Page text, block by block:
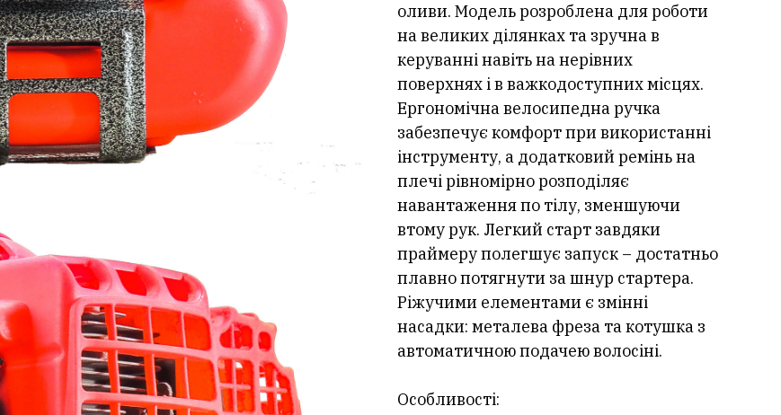
оливи. Модель розроблена для роботи
на великих ділянках та зручна в
керуванні навіть на нерівних
поверхнях і в важкодоступних місцях.
Ергономічна велосипедна ручка
забезпечує комфорт при використанні
інструменту, а додатковий ремінь на
плечі рівномірно розподіляє
навантаження по тілу, зменшуючи
втому рук. Легкий старт завдяки
праймеру полегшує запуск – достатньо
плавно потягнути за шнур стартера.
Ріжучими елементами є змінні
насадки: металева фреза та котушка з
автоматичною подачею волосіні.
Особливості: